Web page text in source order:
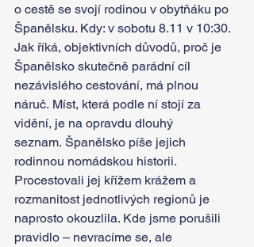
o cestě se svojí rodinou v obytňáku po
Španělsku. Kdy: v sobotu 8.11 v 10:30.
Jak říká, objektivních důvodů, proč je
Španělsko skutečně parádní cíl
nezávislého cestování, má plnou
náruč. Míst, která podle ní stojí za
vidění, je na opravdu dlouhý
seznam. Španělsko píše jejich
rodinnou nomádskou historii.
Procestovali jej křížem krážem a
rozmanitost jednotlivých regionů je
naprosto okouzlila. Kde jsme porušili
pravidlo – nevracíme se, ale